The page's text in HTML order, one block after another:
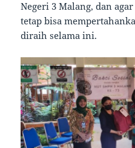
Negeri 3 Malang, dan
tetap bisa
diraih selama ini.